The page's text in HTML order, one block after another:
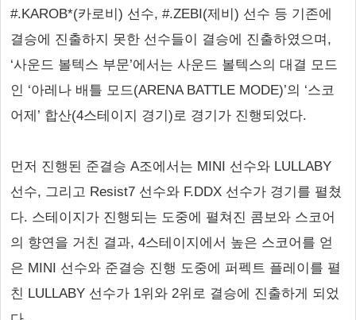
#.KAROB*(카로비) 선수, #.ZEBI(제비) 선수 등 기존에
결승에 진출하지 못한 선수들이 결승에 진출하였으며,
‘사운드 볼텍스 부문’에서는 사운드 볼텍스의 대결 모드
인 ‘아레나 배틀 모드(ARENA BATTLE MODE)’의 ‘스코
어제’ 합산(4스테이지 경기)로 경기가 진행되었다.
먼저 진행된 준결승 A조에서는 MINI 선수와 LULLABY
선수, 그리고 Resist7 선수와 F.DDX 선수가 경기를 펼쳤
다. 스테이지가 진행되는 도중에 펼쳐진 콤보와 스코어
의 향연을 거친 결과, 4스테이지에서 높은 스코어를 얻
은 MINI 선수와 준결승 진행 도중에 퍼펙트 플레이를 펼
친 LULLABY 선수가 1위와 2위로 결승에 진출하게 되었